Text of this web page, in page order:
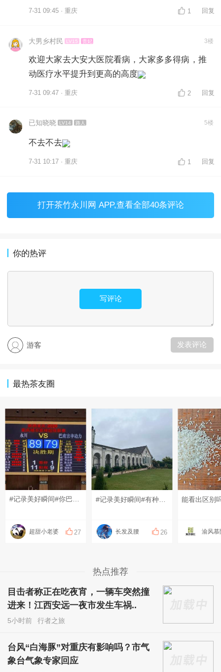
7-31 09:45 · 重庆 1 回复
大男乡村民 LV15 贵妃 3楼
欢迎大家去大安大医院看病，大家多多得病，推
动医疗水平提升到更高的高度
7-31 09:47 · 重庆 2 回复
已知晓晓 LV14 路人 5楼
不去不去
7-31 10:17 · 重庆 1 回复
打开茶竹永川网 APP,查看全部40条评论
你的热评
写评论
游客 发表评论
最热茶友圈
#记录美好瞬间#你巴南没有输过，我永川主场也没有输过！恭喜永川获得渝BA总冠军！
超甜小老婆 27
#记录美好瞬间#有种到了国外的感觉
长发及腰 26
能看出区别
热点推荐
目击者称正在吃夜宵，一辆车突然撞
进来！江西安远一夜市发生车祸..
5小时前 行者之旅
台风“白海豚”对重庆有影响吗？市气
象台气象专家回应